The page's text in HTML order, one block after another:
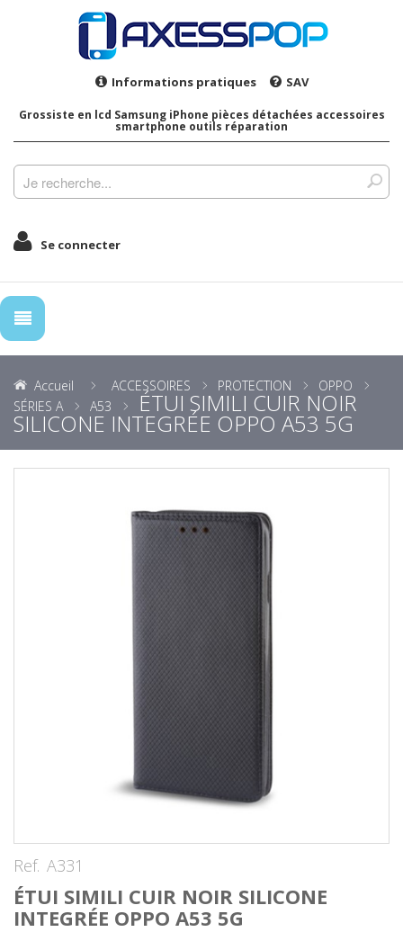
Informations pratiques SAV
Grossiste en lcd Samsung iPhone pièces détachées accessoires
smartphone outils réparation
Se connecter
Accueil ACCESSOIRES PROTECTION
OPPO
SÉRIES A
A53 ÉTUI SIMILI CUIR NOIR
SILICONE INTEGRÉE OPPO A53 5G
Ref. A331
ÉTUI SIMILI CUIR NOIR SILICONE
INTEGRÉE OPPO A53 5G